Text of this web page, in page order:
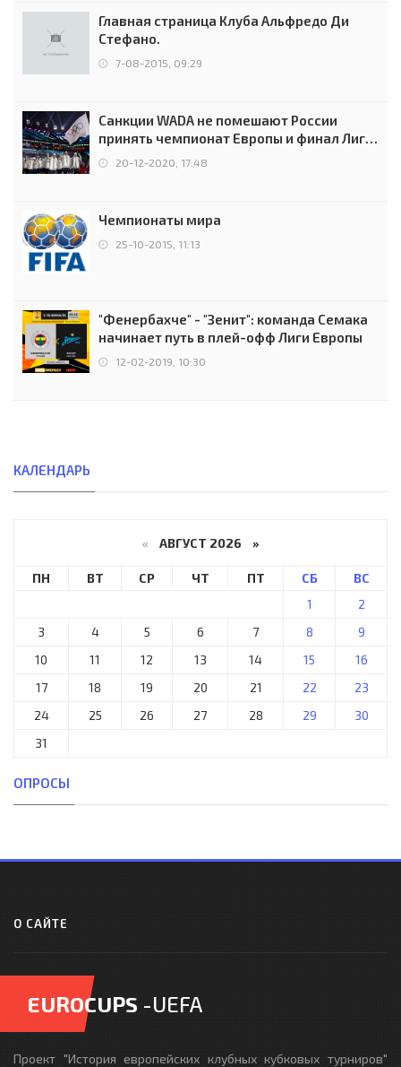
Главная страница Клуба Альфредо Ди
Стефано.
7-08-2015, 09:29
Санкции WADA не помешают России
принять чемпионат Европы и финал Лиги
чемпионов.
20-12-2020, 17:48
Чемпионаты мира
25-10-2015, 11:13
"Фенербахче" - "Зенит": команда Семака
начинает путь в плей-офф Лиги Европы
12-02-2019, 10:30
КАЛЕНДАРЬ
« АВГУСТ 2026 »
ПН ВТ СР ЧТ ПТ СБ
ВС
1
2
3
4 5 6 7 8
9
10
11 12 13 14 15
16
17
18 19 20 21 22
23
24
25 26 27 28 29
30
31
ОПРОСЫ
О САЙТЕ
EUROCUPS -UEFA
Проект "История европейских клубных кубковых турниров"